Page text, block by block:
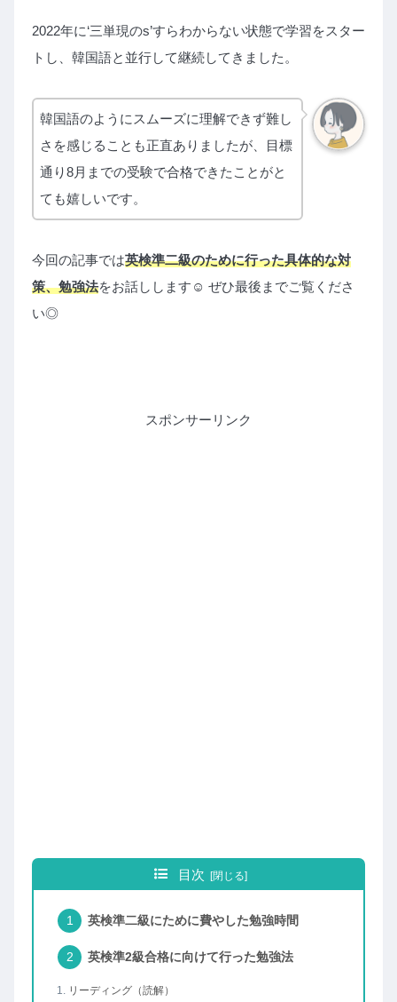
2022年に‘三単現のs’すらわからない状態で学習をスター
トし、韓国語と並行して継続してきました。
韓国語のようにスムーズに理解できず難し
さを感じることも正直ありましたが、目標
通り8月までの受験で合格できたことがと
ても嬉しいです。
今回の記事では英検準二級のために行った具体的な対
策、勉強法をお話しします☺︎ ぜひ最後までご覧くださ
い◎
スポンサーリンク
目次
英検準二級にために費やした勉強時間
英検準2級合格に向けて行った勉強法
リーディング（読解）